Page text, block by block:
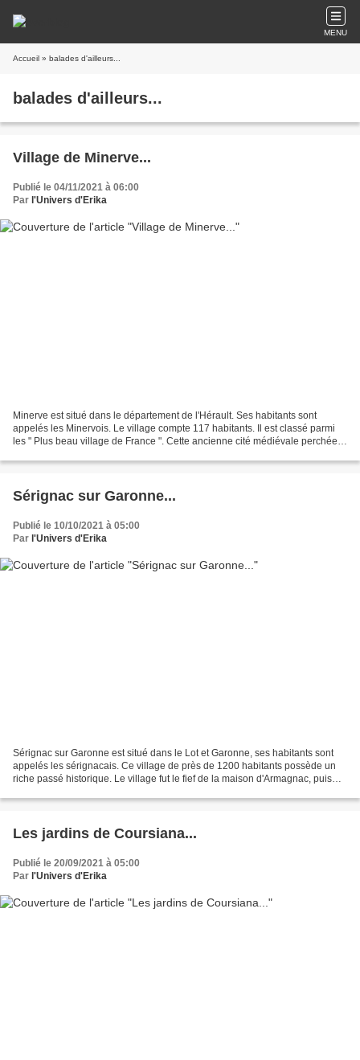
MENU
Accueil » balades d'ailleurs...
balades d'ailleurs...
Village de Minerve...
Publié le 04/11/2021 à 06:00
Par l'Univers d'Erika
Minerve est situé dans le département de l'Hérault. Ses habitants sont
appelés les Minervois. Le village compte 117 habitants. Il est classé parmi
les " Plus beau village de France ". Cette ancienne cité médiévale perchée
Sérignac sur Garonne...
Publié le 10/10/2021 à 05:00
Par l'Univers d'Erika
Sérignac sur Garonne est situé dans le Lot et Garonne, ses habitants sont
appelés les sérignacais. Ce village de près de 1200 habitants possède un
riche passé historique. Le village fut le fief de la maison d'Armagnac, puis
Les jardins de Coursiana...
Publié le 20/09/2021 à 05:00
Par l'Univers d'Erika